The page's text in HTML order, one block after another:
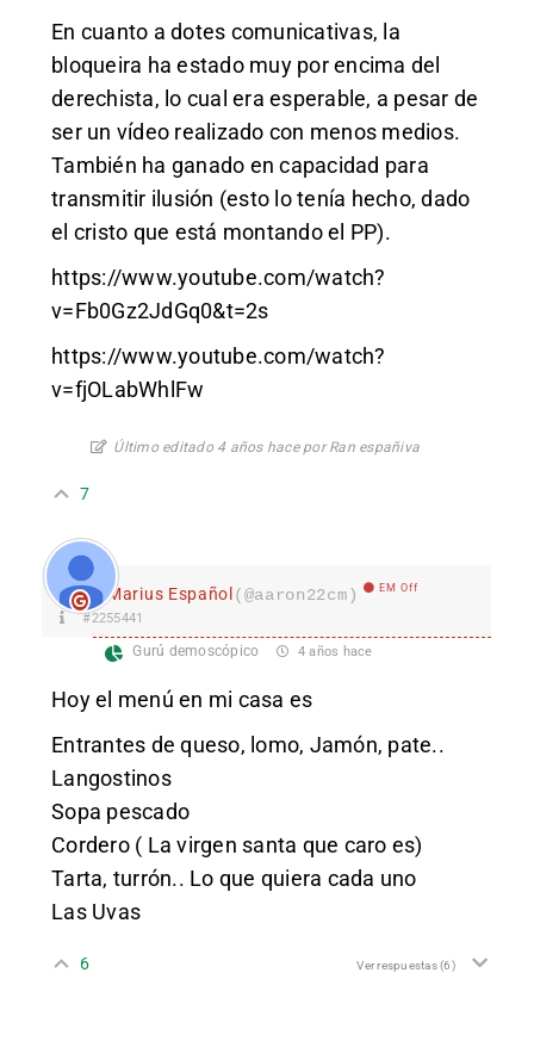
En cuanto a dotes comunicativas, la
bloqueira ha estado muy por encima del
derechista, lo cual era esperable, a pesar de
ser un vídeo realizado con menos medios.
También ha ganado en capacidad para
transmitir ilusión (esto lo tenía hecho, dado
el cristo que está montando el PP).
https://www.youtube.com/watch?
v=Fb0Gz2JdGq0&t=2s
https://www.youtube.com/watch?
v=fjOLabWhlFw
Último editado 4 años hace por Ran españiva
7
Marius Español(@aaron22cm) EM Off
#2255441
Gurú demoscópico 4 años hace
Hoy el menú en mi casa es
Entrantes de queso, lomo, Jamón, pate..
Langostinos
Sopa pescado
Cordero ( La virgen santa que caro es)
Tarta, turrón.. Lo que quiera cada uno
Las Uvas
6 Ver respuestas(6)